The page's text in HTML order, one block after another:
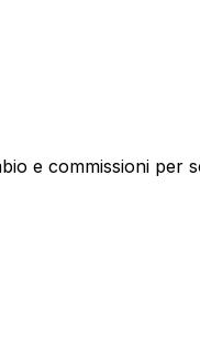
e commissioni per